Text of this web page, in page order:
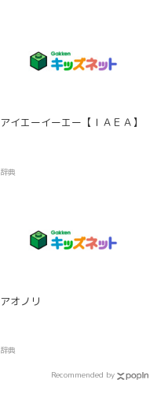
アイエーイーエー【ＩＡＥＡ】
辞典
アオノリ
辞典
Recommended by